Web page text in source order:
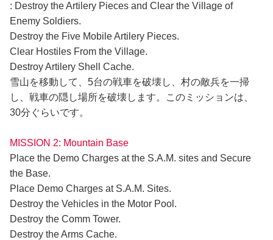
: Destroy the Artilery Pieces and Clear the Village of
Enemy Soldiers.
Destroy the Five Mobile Artilery Pieces.
Clear Hostiles From the Village.
Destroy Artilery Shell Cache.
雪山を移動して、5台の戦車を破壊し、村の敵兵を一掃
し、戦車の隠し場所を破壊します。このミッションは、
30分ぐらいです。
MISSION 2: Mountain Base
Place the Demo Charges at the S.A.M. sites and Secure
the Base.
Place Demo Charges at S.A.M. Sites.
Destroy the Vehicles in the Motor Pool.
Destroy the Comm Tower.
Destroy the Arms Cache.